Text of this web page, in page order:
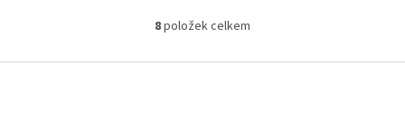
O
l
8položek celkem